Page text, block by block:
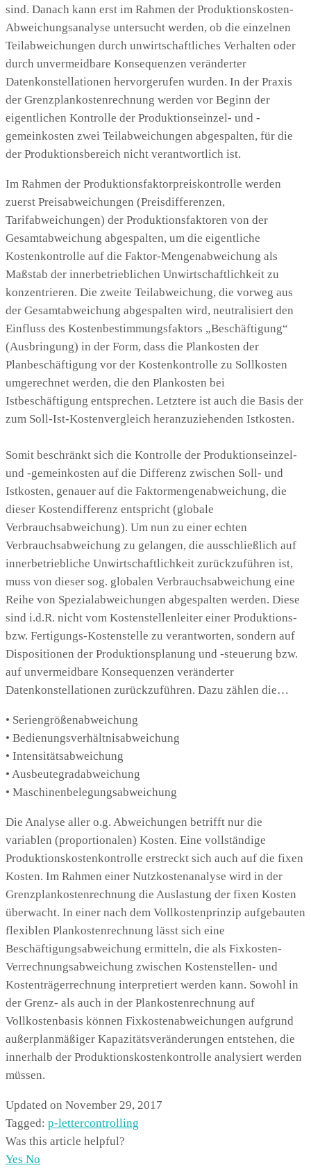
sind. Danach kann erst im Rahmen der Produktionskosten-
Abweichungsanalyse untersucht werden, ob die einzelnen
Teilabweichungen durch unwirtschaftliches Verhalten oder
durch unvermeidbare Konsequenzen veränderter
Datenkonstellationen hervorgerufen wurden. In der Praxis
der Grenzplankostenrechnung werden vor Beginn der
eigentlichen Kontrolle der Produktionseinzel- und -
gemeinkosten zwei Teilabweichungen abgespalten, für die
der Produktionsbereich nicht verantwortlich ist.
Im Rahmen der Produktionsfaktorpreiskontrolle werden
zuerst Preisabweichungen (Preisdifferenzen,
Tarifabweichungen) der Produktionsfaktoren von der
Gesamtabweichung abgespalten, um die eigentliche
Kostenkontrolle auf die Faktor-Mengenabweichung als
Maßstab der innerbetrieblichen Unwirtschaftlichkeit zu
konzentrieren. Die zweite Teilabweichung, die vorweg aus
der Gesamtabweichung abgespalten wird, neutralisiert den
Einfluss des Kostenbestimmungsfaktors „Beschäftigung“
(Ausbringung) in der Form, dass die Plankosten der
Planbeschäftigung vor der Kostenkontrolle zu Sollkosten
umgerechnet werden, die den Plankosten bei
Istbeschäftigung entsprechen. Letztere ist auch die Basis der
zum Soll-Ist-Kostenvergleich heranzuziehenden Istkosten.
Somit beschränkt sich die Kontrolle der Produktionseinzel-
und -gemeinkosten auf die Differenz zwischen Soll- und
Istkosten, genauer auf die Faktormengenabweichung, die
dieser Kostendifferenz entspricht (globale
Verbrauchsabweichung). Um nun zu einer echten
Verbrauchsabweichung zu gelangen, die ausschließlich auf
innerbetriebliche Unwirtschaftlichkeit zurückzuführen ist,
muss von dieser sog. globalen Verbrauchsabweichung eine
Reihe von Spezialabweichungen abgespalten werden. Diese
sind i.d.R. nicht vom Kostenstellenleiter einer Produktions-
bzw. Fertigungs-Kostenstelle zu verantworten, sondern auf
Dispositionen der Produktionsplanung und -steuerung bzw.
auf unvermeidbare Konsequenzen veränderter
Datenkonstellationen zurückzuführen. Dazu zählen die…
• Seriengrößenabweichung
• Bedienungsverhältnisabweichung
• Intensitätsabweichung
• Ausbeutegradabweichung
• Maschinenbelegungsabweichung
Die Analyse aller o.g. Abweichungen betrifft nur die
variablen (proportionalen) Kosten. Eine vollständige
Produktionskostenkontrolle erstreckt sich auch auf die fixen
Kosten. Im Rahmen einer Nutzkostenanalyse wird in der
Grenzplankostenrechnung die Auslastung der fixen Kosten
überwacht. In einer nach dem Vollkostenprinzip aufgebauten
flexiblen Plankostenrechnung lässt sich eine
Beschäftigungsabweichung ermitteln, die als Fixkosten-
Verrechnungsabweichung zwischen Kostenstellen- und
Kostenträgerrechnung interpretiert werden kann. Sowohl in
der Grenz- als auch in der Plankostenrechnung auf
Vollkostenbasis können Fixkostenabweichungen aufgrund
außerplanmäßiger Kapazitätsveränderungen entstehen, die
innerhalb der Produktionskostenkontrolle analysiert werden
müssen.
Updated on November 29, 2017
Tagged: p-lettercontrolling
Was this article helpful?
Yes No